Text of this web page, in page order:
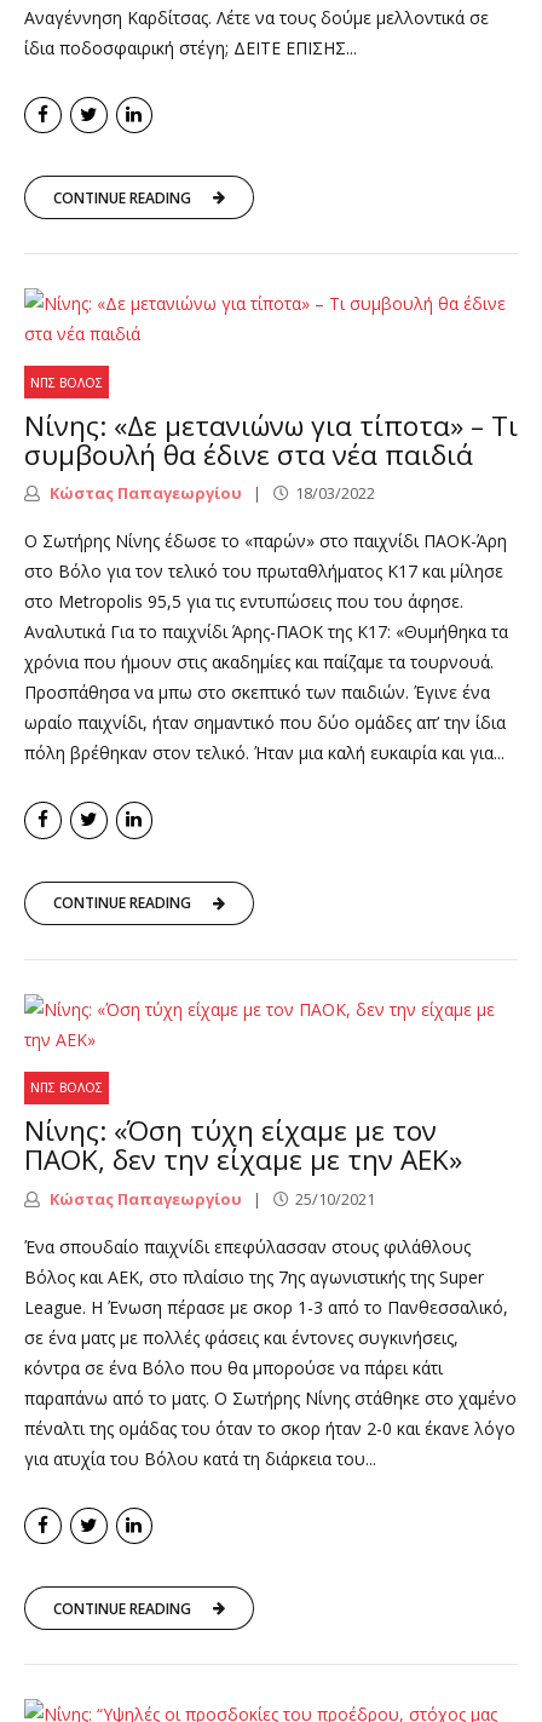
Αναγέννηση Καρδίτσας. Λέτε να τους δούμε μελλοντικά σε
ίδια ποδοσφαιρική στέγη; ΔΕΙΤΕ ΕΠΙΣΗΣ...
CONTINUE READING
ΝΠΣ ΒΌΛΟΣ
Νίνης: «Δε μετανιώνω για τίποτα» – Τι
συμβουλή θα έδινε στα νέα παιδιά
Κώστας Παπαγεωργίου 18/03/2022
Ο Σωτήρης Νίνης έδωσε το «παρών» στο παιχνίδι ΠΑΟΚ-Άρη
στο Βόλο για τον τελικό του πρωταθλήματος Κ17 και μίλησε
στο Metropolis 95,5 για τις εντυπώσεις που του άφησε.
Αναλυτικά Για το παιχνίδι Άρης-ΠΑΟΚ της Κ17: «Θυμήθηκα τα
χρόνια που ήμουν στις ακαδημίες και παίζαμε τα τουρνουά.
Προσπάθησα να μπω στο σκεπτικό των παιδιών. Έγινε ένα
ωραίο παιχνίδι, ήταν σημαντικό που δύο ομάδες απ’ την ίδια
πόλη βρέθηκαν στον τελικό. Ήταν μια καλή ευκαιρία και για...
CONTINUE READING
ΝΠΣ ΒΌΛΟΣ
Νίνης: «Όση τύχη είχαμε με τον
ΠΑΟΚ, δεν την είχαμε με την ΑΕΚ»
Κώστας Παπαγεωργίου 25/10/2021
Ένα σπουδαίο παιχνίδι επεφύλασσαν στους φιλάθλους
Βόλος και ΑΕΚ, στο πλαίσιο της 7ης αγωνιστικής της Super
League. Η Ένωση πέρασε με σκορ 1-3 από το Πανθεσσαλικό,
σε ένα ματς με πολλές φάσεις και έντονες συγκινήσεις,
κόντρα σε ένα Βόλο που θα μπορούσε να πάρει κάτι
παραπάνω από το ματς. Ο Σωτήρης Νίνης στάθηκε στο χαμένο
πέναλτι της ομάδας του όταν το σκορ ήταν 2-0 και έκανε λόγο
για ατυχία του Βόλου κατά τη διάρκεια του...
CONTINUE READING